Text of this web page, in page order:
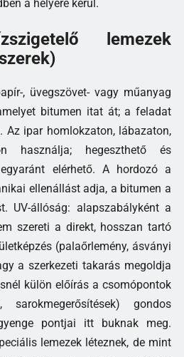
a helyére kerül.
lemezek
, üvegszövet- vagy műanyag
bitumen itat át; a feladat
Az ipar homlokzaton, lábazaton,
használja; hegeszthető és
elérhető. A hordozó a
ellenállást adja, a bitumen a
UV-állóság: alapszabályként a
szereti a direkt, hosszan tartó
(palaőrlemény, ásványi
a szerkezeti takarás megoldja
külön előírás a csomópontok
sarokmegerősítések) gondos
pontjai itt buknak meg.
lemezek léteznek, de mint